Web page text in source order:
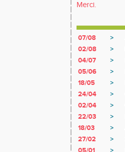
Merci.
07/08 >
02/08
>
04/07
>
05/06
>
18/05
>
24/04
>
02/04
>
22/03
>
18/03
>
27/02
>